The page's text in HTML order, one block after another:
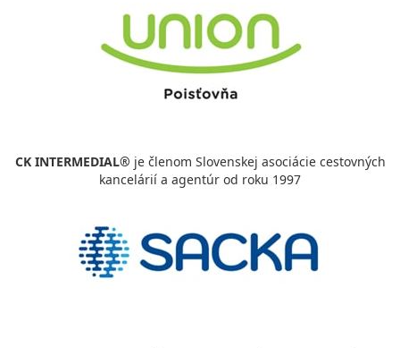
CK INTERMEDIAL® je členom Slovenskej asociácie cestovných
kancelárií a agentúr od roku 1997